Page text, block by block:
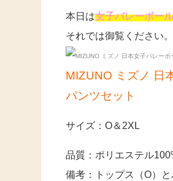
本日は女子バレーボー
それでは御覧ください。
MIZUNO ミズノ 日
パンツセット
サイズ：O＆2XL
品質：ポリエステル
備考：トップス（O）